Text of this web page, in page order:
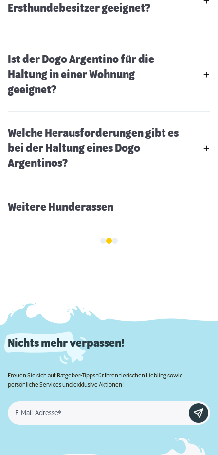
Ersthundebesitzer geeignet?
Ist der Dogo Argentino für die
Haltung in einer Wohnung
geeignet?
Welche Herausforderungen gibt es
bei der Haltung eines Dogo
Argentinos?
Weitere Hunderassen
Komondor
Nichts mehr verpassen!
Freuen Sie sich auf Ratgeber-Tipps für Ihren tierischen Liebling sowie
persönliche Services und exklusive Aktionen!
E-Mail-Adresse*